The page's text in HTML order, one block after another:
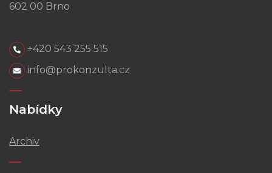
602 00 Brno
+420 543 255 515
info@prokonzulta.cz
Nabídky
Archiv